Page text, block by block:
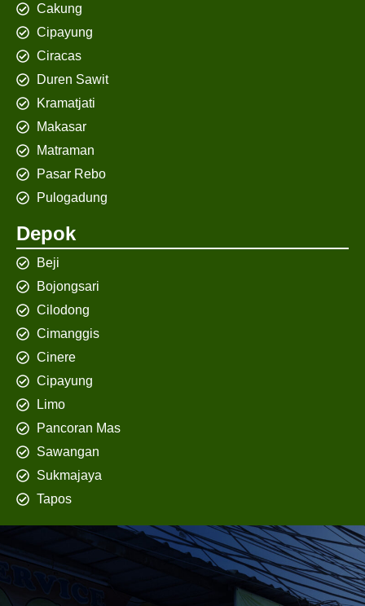
Cakung
Cipayung
Ciracas
Duren Sawit
Kramatjati
Makasar
Matraman
Pasar Rebo
Pulogadung
Depok
Beji
Bojongsari
Cilodong
Cimanggis
Cinere
Cipayung
Limo
Pancoran Mas
Sawangan
Sukmajaya
Tapos